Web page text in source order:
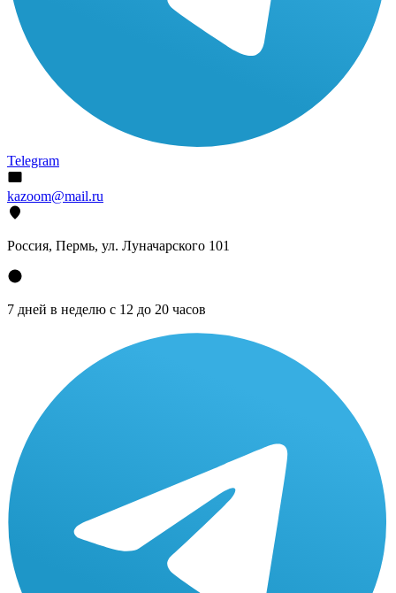
Telegram
kazoom@mail.ru
Россия, Пермь, ул. Луначарского 101
7 дней в неделю с 12 до 20 часов